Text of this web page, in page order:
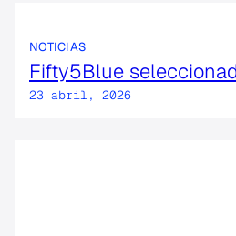
NOTICIAS
Fifty5Blue
23 abril, 2026